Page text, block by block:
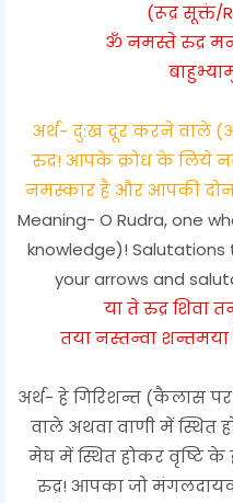
(रूद्र सूक्तं/
ॐ नमस्ते रुद्र
अर्थ- दु:ख दूर करने वाले
रुद्र! आपके क्रोध के लिये
नमस्कार है और आपकी
Meaning- O Rudra, one
knowledge)!
your arrows and
या ते रुद्र शिवा
तया नस्तन्वा शन्तमया
अर्थ- हे गिरिशन्त (कैलास
वाले अथवा वाणी में स्थित
मेघ में स्थित होकर वृष्टि के
रुद्र! आपका जो